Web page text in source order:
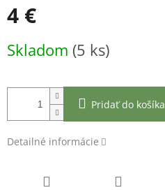
4 €
cena:
Skladom (5 ks)
Pridať do košíka
Detailné informácie